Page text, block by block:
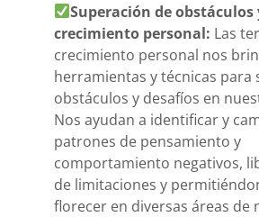
Superación de obstáculos
crecimiento personal: Las
crecimiento personal nos
herramientas y técnicas para
obstáculos y desafíos en
Nos ayudan a identificar y
patrones de pensamiento y
comportamiento negativos,
de limitaciones y
florecer en diversas áreas de